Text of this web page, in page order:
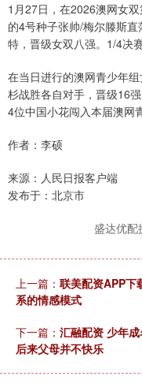
1月27日，在2026澳网女
的4号种子张帅/梅尔滕斯
特，晋级女双八强。1/4决
在当日进行的澳网青少年
杉战胜各自对手，晋级16
4位中国小花闯入本届澳网
作者：李硕
来源：人民日报客户端
发布于：北京市
盛达优配
上一篇： 联美配资APP下
系的情感模式
下一篇： 汇融配资 少年
后来父母并不快乐